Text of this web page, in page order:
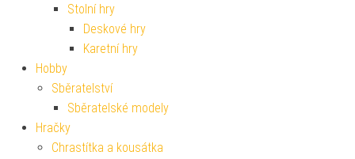
Stolní hry
Deskové hry
Karetní hry
Hobby
Sběratelství
Sběratelské modely
Hračky
Chrastítka a kousátka